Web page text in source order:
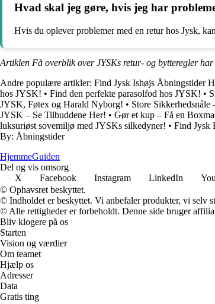
Hvad skal jeg gøre, hvis jeg har
Hvis du oplever problemer med en retur hos Jysk,
Artiklen Få overblik over JYSKs retur- og bytteregler
Andre populære artikler: Find Jysk Ishøjs Åbningstider
hos JYSK! • Find den perfekte parasolfod hos JYSK! •
JYSK, Føtex og Harald Nyborg! • Store Sikkerhedsnåle
JYSK – Se Tilbuddene Her! • Gør et kup – Få en
luksuriøst sovemiljø med JYSKs silkedyner! • Find Jysk
By: Åbningstider
HjemmeGuiden
Del og vis omsorg
X
Facebook Instagram LinkedIn
© Ophavsret beskyttet.
© Indholdet er beskyttet. Vi anbefaler produkter, vi selv
© Alle rettigheder er forbeholdt. Denne side bruger
Bliv klogere på os
Starten
Vision og værdier
Om teamet
Hjælp os
Adresser
Data
Gratis ting